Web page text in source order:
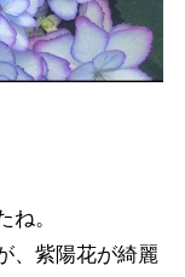
。
、紫陽花が綺麗